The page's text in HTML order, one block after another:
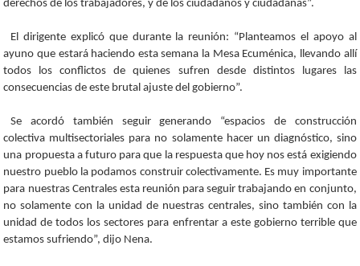
derechos de los trabajadores, y de los ciudadanos y ciudadanas”.
El dirigente explicó que durante la reunión: “Planteamos el apoyo al
ayuno que estará haciendo esta semana la Mesa Ecuménica, llevando allí
todos los conflictos de quienes sufren desde distintos lugares las
consecuencias de este brutal ajuste del gobierno”.
Se acordó también seguir generando “espacios de construcción
colectiva multisectoriales para no solamente hacer un diagnóstico, sino
una propuesta a futuro para que la respuesta que hoy nos está exigiendo
nuestro pueblo la podamos construir colectivamente. Es muy importante
para nuestras Centrales esta reunión para seguir trabajando en conjunto,
no solamente con la unidad de nuestras centrales, sino también con la
unidad de todos los sectores para enfrentar a este gobierno terrible que
estamos sufriendo”, dijo Nena.